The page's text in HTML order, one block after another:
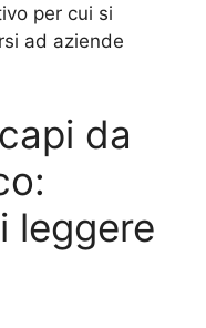
per cui si
ad aziende
da
leggere